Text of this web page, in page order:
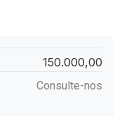
150.000,00
Consulte-nos